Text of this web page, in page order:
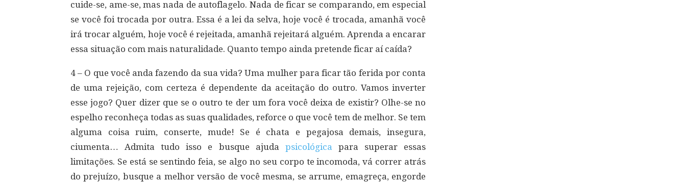
cuide-se, ame-se, mas nada de autoflagelo. Nada de ficar se comparando, em especial
se você foi trocada por outra. Essa é a lei da selva, hoje você é trocada, amanhã você
irá trocar alguém, hoje você é rejeitada, amanhã rejeitará alguém. Aprenda a encarar
essa situação com mais naturalidade. Quanto tempo ainda pretende ficar aí caída?
4 – O que você anda fazendo da sua vida? Uma mulher para ficar tão ferida por conta
de uma rejeição, com certeza é dependente da aceitação do outro. Vamos inverter
esse jogo? Quer dizer que se o outro te der um fora você deixa de existir? Olhe-se no
espelho reconheça todas as suas qualidades, reforce o que você tem de melhor. Se tem
alguma coisa ruim, conserte, mude! Se é chata e pegajosa demais, insegura,
ciumenta… Admita tudo isso e busque ajuda psicológica para superar essas
limitações. Se está se sentindo feia, se algo no seu corpo te incomoda, vá correr atrás
do prejuízo, busque a melhor versão de você mesma, se arrume, emagreça, engorde